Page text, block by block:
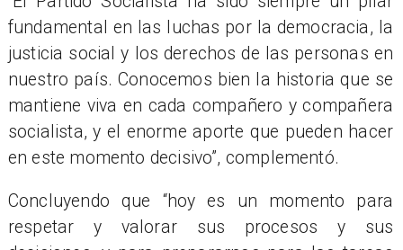
fundamental en las luchas por la democracia, la
justicia social y los derechos de las personas en
nuestro país. Conocemos bien la historia que se
mantiene viva en cada compañero y compañera
socialista, y el enorme aporte que pueden hacer
en este momento decisivo”, complementó.
Concluyendo que “hoy es un momento para
respetar y valorar sus procesos y sus